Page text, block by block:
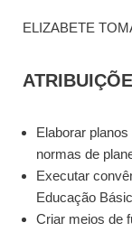
ELIZABETE
Elaborar
normas de
Executar
Educação
Criar meios de